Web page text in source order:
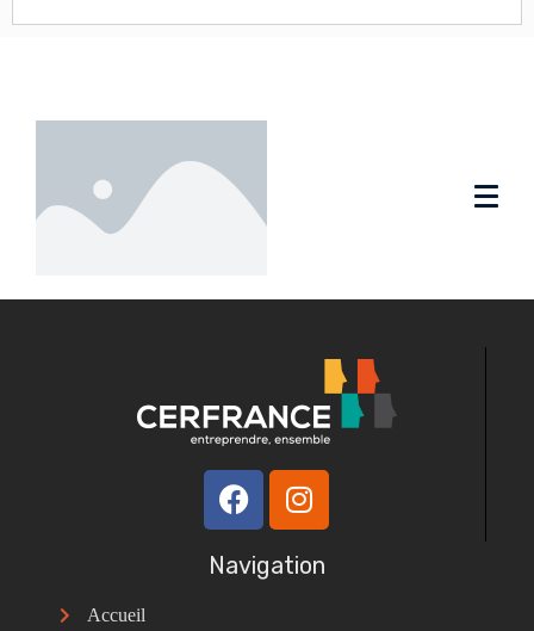
Navigation
Accueil